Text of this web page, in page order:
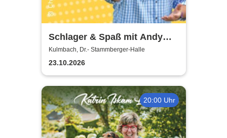
Schlager & Spaß mit Andy
Borg und Gästen
Kulmbach, Dr.- Stammberger-Halle
23.10.2026
20:00 Uhr